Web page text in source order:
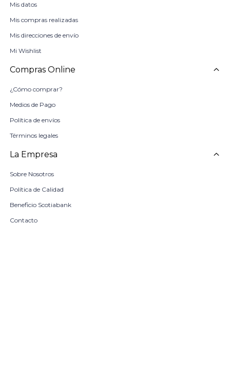
Mis datos
Mis compras realizadas
Mis direcciones de envío
Mi Wishlist
Compras Online
¿Cómo comprar?
Medios de Pago
Política de envíos
Términos legales
La Empresa
Sobre Nosotros
Política de Calidad
Beneficio Scotiabank
Contacto